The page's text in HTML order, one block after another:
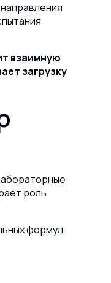
взаимную
загрузку
роль
формул